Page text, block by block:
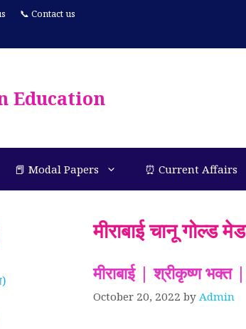
📞 Contact us
Education
📕 Modal Papers ⏰ Current Affairs
मीराबाई चानू गोल्ड
मीराबाई | श्रीकृष्ण भक्त
October 20, 2022 by Admin